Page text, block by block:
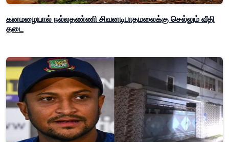
கனமழையால் நல்லதண்ணி சிவனடிபாதமலைக்கு செல்லும் வீதி
தடை